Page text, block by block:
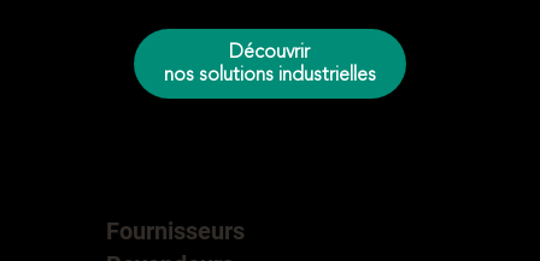
Découvrir
nos solutions industrielles
Fournisseurs